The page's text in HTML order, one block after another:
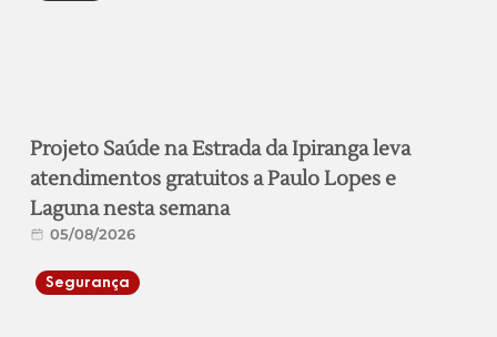
Projeto Saúde na Estrada da Ipiranga leva
atendimentos gratuitos a Paulo Lopes e
Laguna nesta semana
05/08/2026
Segurança